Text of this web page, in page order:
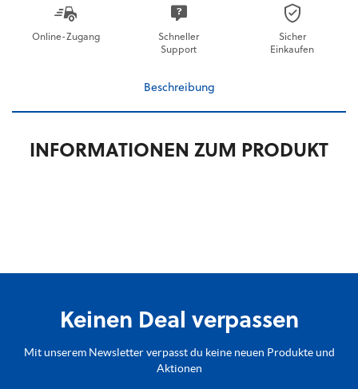
Online-Zugang
Schneller
Support
Sicher
Einkaufen
Beschreibung
INFORMATIONEN ZUM PRODUKT
Keinen Deal verpassen
Mit unserem Newsletter verpasst du keine neuen Produkte und
Aktionen